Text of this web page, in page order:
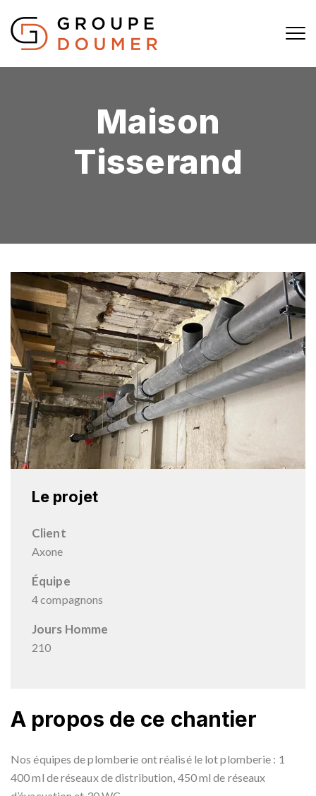
Maison
Tisserand
Le projet
Client
Axone
Équipe
4 compagnons
Jours Homme
210
A propos de ce chantier
Nos équipes de plomberie ont réalisé le lot plomberie : 1
400 ml de réseaux de distribution, 450 ml de réseaux